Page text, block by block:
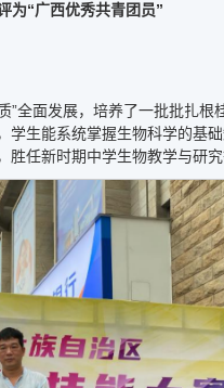
为“广西优秀共青团员”
全面发展，培养了一批批扎
生能系统掌握生物科学的基
任新时期中学生物教学与研